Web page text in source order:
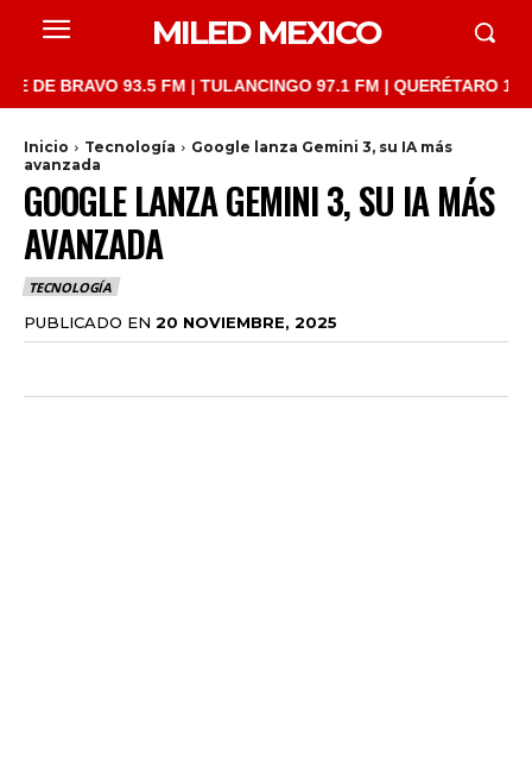
MILED MEXICO
93.5 FM | TULANCINGO 97.1 FM | QUERÉTARO 103.1
Inicio Tecnología
Google lanza Gemini 3, su IA más
avanzada
GOOGLE LANZA GEMINI 3, SU IA MÁS
AVANZADA
TECNOLOGÍA
PUBLICADO EN 20 NOVIEMBRE, 2025